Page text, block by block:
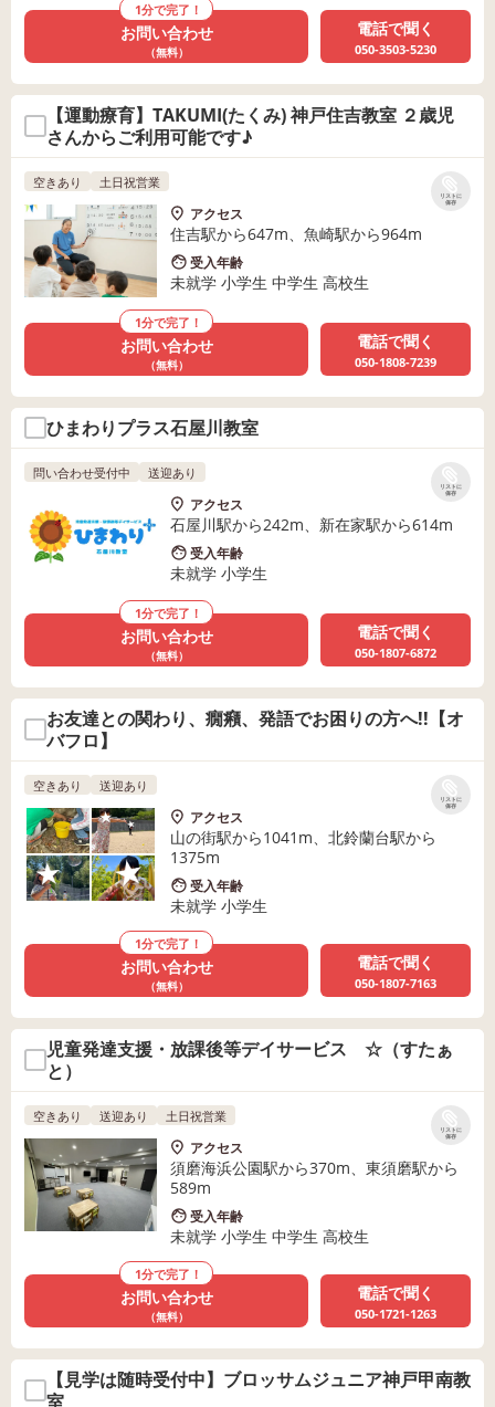
1分で完了！
お問い合わせ
（無料）
電話で聞く
050-3503-5230
【運動療育】TAKUMI(たくみ) 神戸住吉教室 ２歳児
さんからご利用可能です♪
リストに
保存
空きあり 土日祝営業
アクセス
住吉駅から647m、魚崎駅から964m
受入年齢
未就学 小学生 中学生 高校生
1分で完了！
お問い合わせ
（無料）
電話で聞く
050-1808-7239
ひまわりプラス石屋川教室
リストに
保存
問い合わせ受付中 送迎あり
アクセス
石屋川駅から242m、新在家駅から614m
受入年齢
未就学 小学生
1分で完了！
お問い合わせ
（無料）
電話で聞く
050-1807-6872
お友達との関わり、癇癪、発語でお困りの方へ!!【オ
バフロ】
リストに
保存
空きあり 送迎あり
アクセス
山の街駅から1041m、北鈴蘭台駅から
1375m
受入年齢
未就学 小学生
1分で完了！
お問い合わせ
（無料）
電話で聞く
050-1807-7163
児童発達支援・放課後等デイサービス ☆（すたぁ
と）
リストに
保存
空きあり 送迎あり 土日祝営業
アクセス
須磨海浜公園駅から370m、東須磨駅から
589m
受入年齢
未就学 小学生 中学生 高校生
1分で完了！
お問い合わせ
（無料）
電話で聞く
050-1721-1263
【見学は随時受付中】ブロッサムジュニア神戸甲南教
室